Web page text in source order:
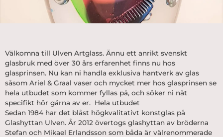
Välkomna till Ulven Artglass. Ännu ett anrikt svenskt
glasbruk med över 30 års erfarenhet finns nu hos
glasprinsen. Nu kan ni handla exklusiva hantverk av glas
såsom Ariel & Graal vaser och mycket mer hos glasprinsen se
hela utbudet som kommer fyllas på, och söker ni nåt
specifikt hör gärna av er. Hela utbudet
Sedan 1984 har det blåst högkvalitativt konstglas på
Glashyttan Ulven. År 2012 övertogs glashyttan av bröderna
Stefan och Mikael Erlandsson som båda är välrenommerade